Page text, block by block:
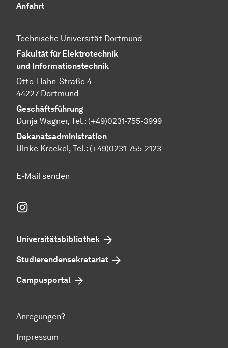
Anfahrt
Technische Universität Dortmund
Fakultät für Elektrotechnik
und Informationstechnik
Otto-Hahn-Straße 4
44227 Dortmund
Geschäftsführung
Dunja Wagner, Tel.: (+49)0231-755-3999
Dekanatsadministration
Ulrike Kreckel, Tel.: (+49)0231-755-2123
E-Mail senden
Universitätsbibliothek
Studierendensekretariat
Campusportal
Anregungen?
Impressum